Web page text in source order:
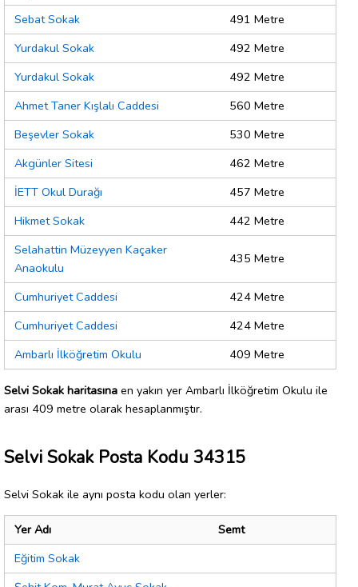
Sebat Sokak
491 Metre
Yurdakul Sokak
492 Metre
Yurdakul Sokak
492 Metre
Ahmet Taner Kışlalı Caddesi
560 Metre
Beşevler Sokak
530 Metre
Akgünler Sitesi
462 Metre
İETT Okul Durağı
457 Metre
Hikmet Sokak
442 Metre
Selahattin Müzeyyen Kaçaker
Anaokulu
435 Metre
Cumhuriyet Caddesi
424 Metre
Cumhuriyet Caddesi
424 Metre
Ambarlı İlköğretim Okulu
409 Metre
Selvi Sokak haritasına en yakın yer Ambarlı İlköğretim Okulu ile
arası 409 metre olarak hesaplanmıştır.
Selvi Sokak Posta Kodu 34315
Selvi Sokak ile aynı posta kodu olan yerler:
Yer Adı
Semt
Eğitim Sokak